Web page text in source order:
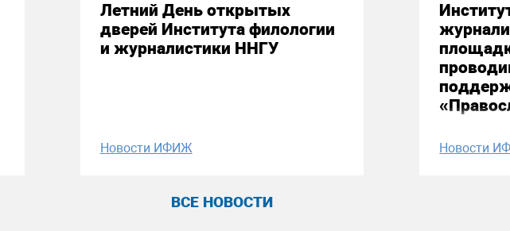
Летний День открытых
дверей Института филологии
и журналистики ННГУ
Новости ИФИЖ Новости
ВСЕ НОВОСТИ